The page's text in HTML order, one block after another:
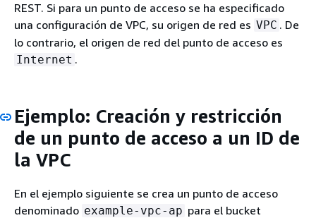
REST. Si para un punto de acceso se ha especificado
una configuración de VPC, su origen de red es VPC . De
lo contrario, el origen de red del punto de acceso es
Internet .
Ejemplo: Creación y restricción
de un punto de acceso a un ID de
la VPC
En el ejemplo siguiente se crea un punto de acceso
denominado example-vpc-ap para el bucket